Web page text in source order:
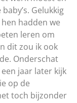
Gelukkig
hadden we
leren om
dit zou ik ook
Onderschat
jaar later kijk
op de
toch bijzonder